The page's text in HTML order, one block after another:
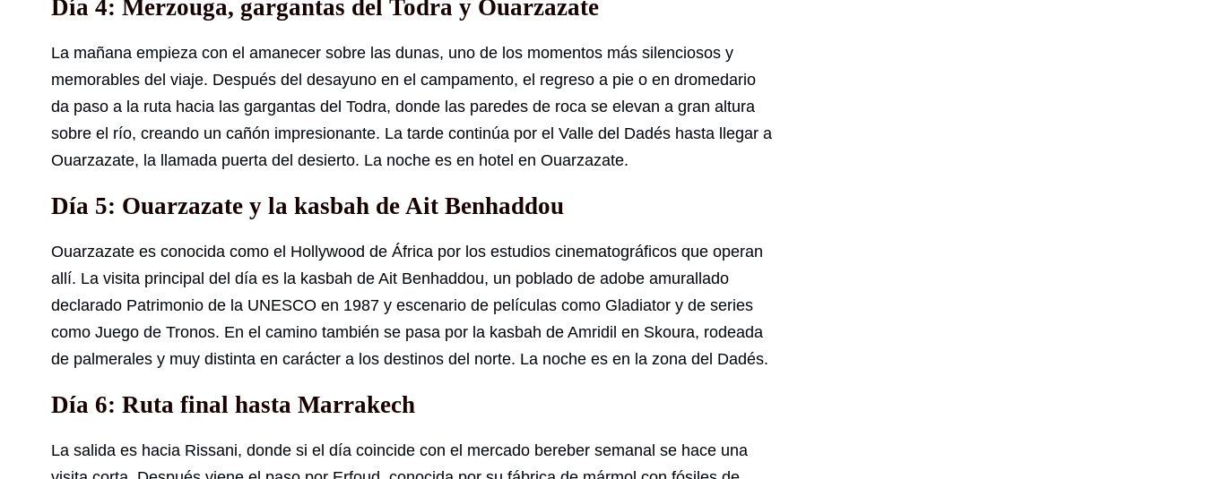
Día 4: Merzouga, gargantas del Todra y Ouarzazate
La mañana empieza con el amanecer sobre las dunas, uno de los momentos más silenciosos y
memorables del viaje. Después del desayuno en el campamento, el regreso a pie o en dromedario
da paso a la ruta hacia las gargantas del Todra, donde las paredes de roca se elevan a gran altura
sobre el río, creando un cañón impresionante. La tarde continúa por el Valle del Dadés hasta llegar a
Ouarzazate, la llamada puerta del desierto. La noche es en hotel en Ouarzazate.
Día 5: Ouarzazate y la kasbah de Ait Benhaddou
Ouarzazate es conocida como el Hollywood de África por los estudios cinematográficos que operan
allí. La visita principal del día es la kasbah de Ait Benhaddou, un poblado de adobe amurallado
declarado Patrimonio de la UNESCO en 1987 y escenario de películas como Gladiator y de series
como Juego de Tronos. En el camino también se pasa por la kasbah de Amridil en Skoura, rodeada
de palmerales y muy distinta en carácter a los destinos del norte. La noche es en la zona del Dadés.
Día 6: Ruta final hasta Marrakech
La salida es hacia Rissani, donde si el día coincide con el mercado bereber semanal se hace una